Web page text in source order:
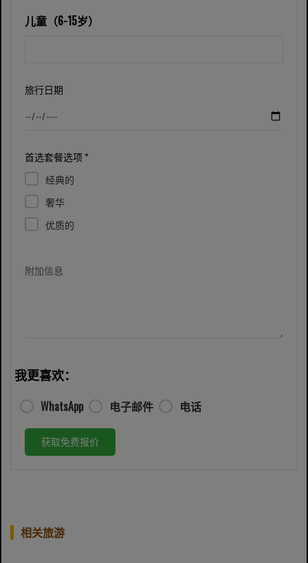
儿童（6-15岁）
旅行日期
首选套餐选项 *
经典的
奢华
优质的
附加信息
我更喜欢：
WhatsApp 电子邮件 电话
获取免费报价
相关旅游